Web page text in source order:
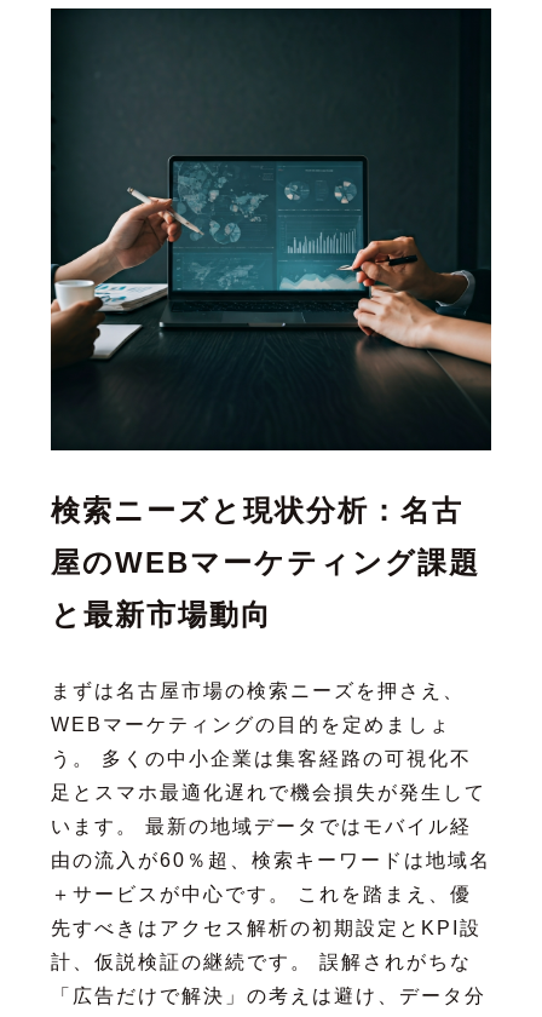
検索ニーズと現状分析：名古
屋のWEBマーケティング課題
と最新市場動向
まずは名古屋市場の検索ニーズを押さえ、
WEBマーケティングの目的を定めましょ
う。 多くの中小企業は集客経路の可視化不
足とスマホ最適化遅れで機会損失が発生して
います。 最新の地域データではモバイル経
由の流入が60％超、検索キーワードは地域名
＋サービスが中心です。 これを踏まえ、優
先すべきはアクセス解析の初期設定とKPI設
計、仮説検証の継続です。 誤解されがちな
「広告だけで解決」の考えは避け、データ分